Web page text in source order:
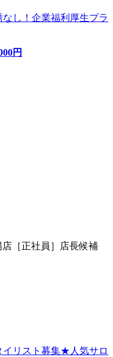
なし！企業福利厚生プラ
円
［正社員］店長候補
イリスト募集★人気サロ